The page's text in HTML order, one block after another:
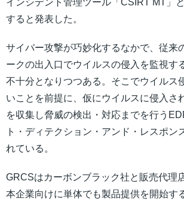
インシデント管理ツール「CSIRT MT」
すると発表した。
サイバー攻撃が巧妙化するなかで、従来
ークの出入口でウイルスの侵入を監視す
不十分となりつつある。そこでウイルス
いことを前提に、仮にウイルスに侵入さ
を収集し脅威の検出・対応までを行う
ト・ディテクション・アンド・レスポン
れている。
GRCSはカーボンブラック社と販売代理
本企業向けに単体でも製品提供を開始す